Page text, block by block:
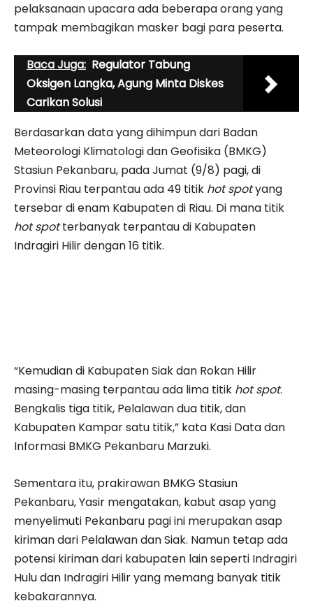
pelaksanaan upacara ada beberapa orang yang
tampak membagikan masker bagi para peserta.
Baca Juga: Regulator Tabung
Oksigen Langka, Agung Minta Diskes
Carikan Solusi
Berdasarkan data yang dihimpun dari Badan
Meteorologi Klimatologi dan Geofisika (BMKG)
Stasiun Pekanbaru, pada Jumat (9/8) pagi, di
Provinsi Riau terpantau ada 49 titik hot spotyang
tersebar di enam Kabupaten di Riau. Di mana titik
hot spotterbanyak terpantau di Kabupaten
Indragiri Hilir dengan 16 titik.
“Kemudian di Kabupaten Siak dan Rokan Hilir
masing-masing terpantau ada lima titik hot spot.
Bengkalis tiga titik, Pelalawan dua titik, dan
Kabupaten Kampar satu titik,” kata Kasi Data dan
Informasi BMKG Pekanbaru Marzuki.
Sementara itu, prakirawan BMKG Stasiun
Pekanbaru, Yasir mengatakan, kabut asap yang
menyelimuti Pekanbaru pagi ini merupakan asap
kiriman dari Pelalawan dan Siak. Namun tetap ada
potensi kiriman dari kabupaten lain seperti Indragiri
Hulu dan Indragiri Hilir yang memang banyak titik
kebakarannya.